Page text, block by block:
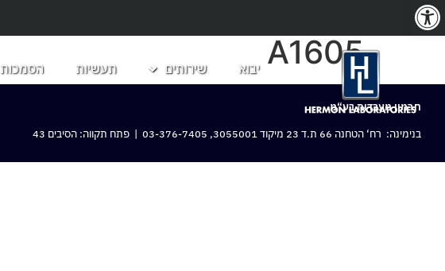
יבוא שירותים תעשיות הסמכות A1605
חרמון מעבדות בע“מ
בנימינה: רח‘ הטחנה 66 ת.ד 23 מיקוד 3055001,
03-376-7405 | פתח תקווה: הסיבים 43